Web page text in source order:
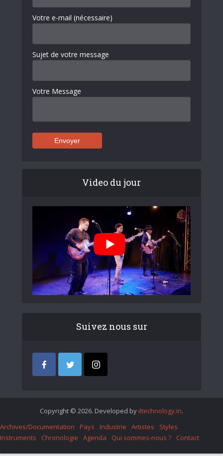
Votre e-mail (nécessaire)
Sujet de votre message
Votre Message
Video du jour
Suivez nous sur
Copyright © 2026. Developed by iItechnology.in.
Archives/Documentation
Pays Industrie Artistes
Styles
Instruments
Chronologie Agenda Qui sommes-nous ? Contact